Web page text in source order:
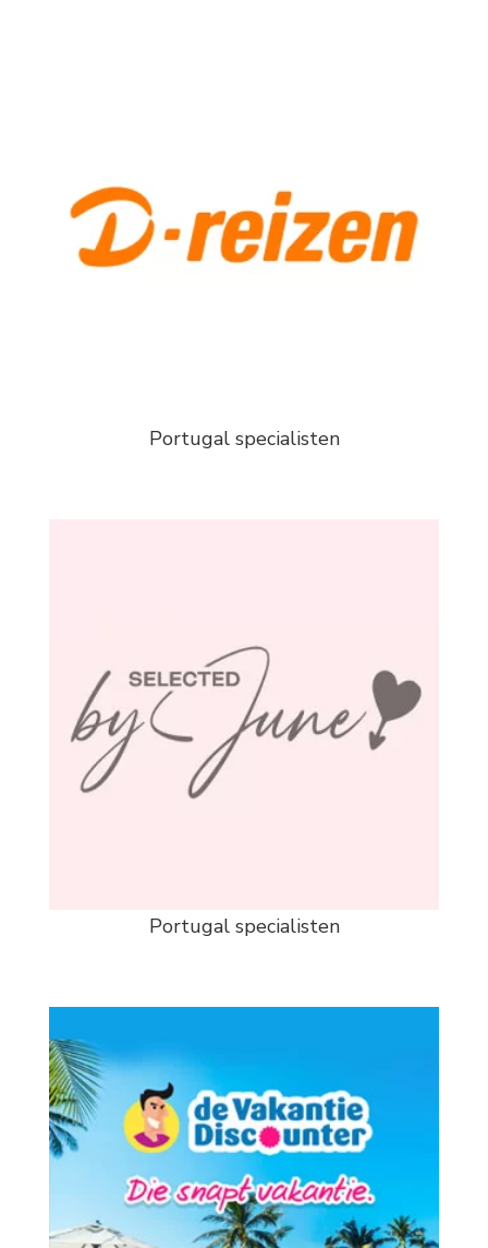
Portugal specialisten
Portugal specialisten